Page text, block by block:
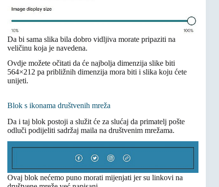
Da bi sama slika bila dobro vidljiva morate pripaziti na
veličinu koja je navedena.
Ovdje možete očitati da će najbolja dimenzija slike biti
564×212 pa približnih dimenzija mora biti i slika koju ćete
unijeti.
Blok s ikonama društvenih mreža
Da i taj blok postoji a služit će za slućaj da primatelj pošte
odluči podijeliti sadržaj maila na društvenim mrežama.
Ovaj blok nećemo puno morati mijenjati jer su linkovi na